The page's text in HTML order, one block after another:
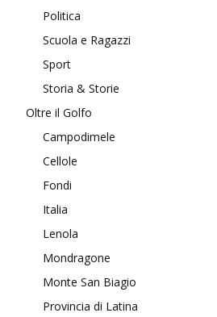
Politica
Scuola e Ragazzi
Sport
Storia & Storie
Oltre il Golfo
Campodimele
Cellole
Fondi
Italia
Lenola
Mondragone
Monte San Biagio
Provincia di Latina